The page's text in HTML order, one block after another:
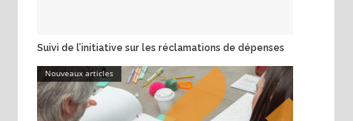
Suivi de l’initiative sur les réclamations de dépenses
Nouveaux articles